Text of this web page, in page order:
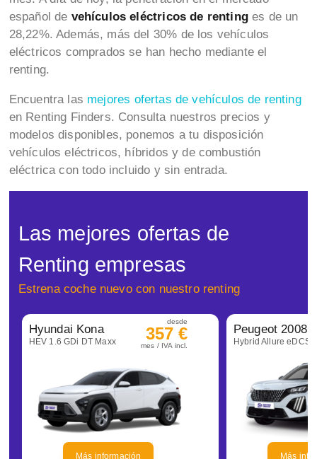
español de vehículos eléctricos de rentinges de un
28,22%. Además, más del 30% de los vehículos
eléctricos comprados se han hecho mediante el
renting.
Encuentra las mejores ofertas de vehículos de renting
en Renting Finders. Consulta nuestros precios y
modelos disponibles, ponemos a tu disposición
vehículos eléctricos, híbridos y de combustión
eléctrica con todo incluido y sin entrada.
Las mejores ofertas de
Renting empresas
Estrena coche nuevo con nuestro renting
Hyundai Kona
HEV 1.6 GDi DT Maxx
desde
357 €
mes / IVA incl.
Más información
Peugeot 2008
Hybrid Allure eDCS6
Más